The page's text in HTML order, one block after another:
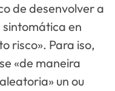
de desenvolver a
en
risco». Para iso,
«de maneira
un ou